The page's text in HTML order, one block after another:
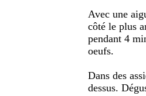
Avec une
côté le plus
pendant 4
oeufs.
Dans des
dessus.